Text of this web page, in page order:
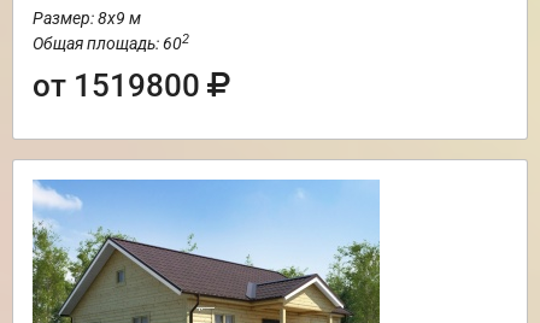
Размер: 8х9 м
Общая площадь: 602
от 1519800